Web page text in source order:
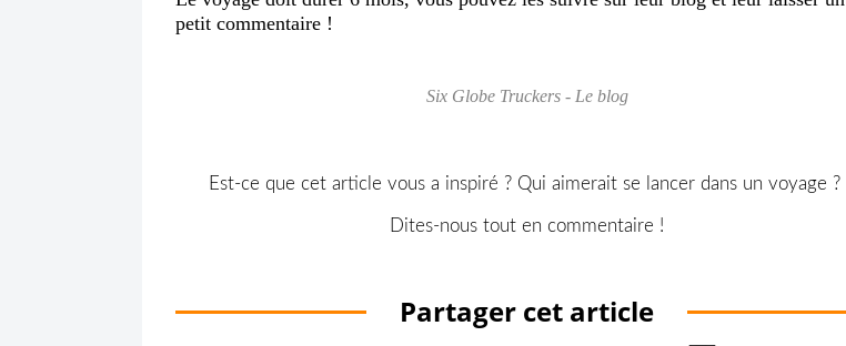
petit commentaire !
Six Globe Truckers - Le blog
Est-ce que cet article vous a inspiré ? Qui aimerait se lancer dans un voyage ?
Dites-nous tout en commentaire !
Partager cet article